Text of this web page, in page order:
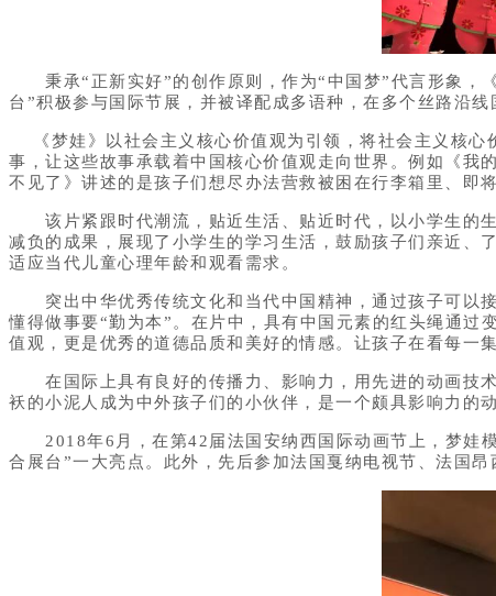
秉承“正新实好”的创作原则，作为“中国梦”代言形象，
台”积极参与国际节展，并被译配成多语种，在多个丝路沿
《梦娃》以社会主义核心价值观为引领，将社会主义核心
事，让这些故事承载着中国核心价值观走向世界。例如《我
不见了》讲述的是孩子们想尽办法营救被困在行李箱里、即
该片紧跟时代潮流，贴近生活、贴近时代，以小学生的生
减负的成果，展现了小学生的学习生活，鼓励孩子们亲近、
适应当代儿童心理年龄和观看需求。
突出中华优秀传统文化和当代中国精神，通过孩子可以接
懂得做事要“勤为本”。在片中，具有中国元素的红头绳通过
值观，更是优秀的道德品质和美好的情感。让孩子在看每一
在国际上具有良好的传播力、影响力，用先进的动画技术
袄的小泥人成为中外孩子们的小伙伴，是一个颇具影响力的动
2018年6月，在第42届法国安纳西国际动画节上，梦娃模
合展台”一大亮点。 此外，先后参加法国戛纳电视节、法国